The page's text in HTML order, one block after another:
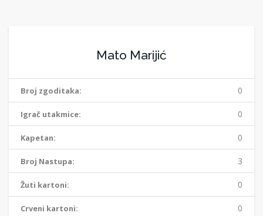
Mato Marijić
Broj zgoditaka: 0
Igrač utakmice: 0
Kapetan: 0
Broj Nastupa: 3
Žuti kartoni: 0
Crveni kartoni: 0